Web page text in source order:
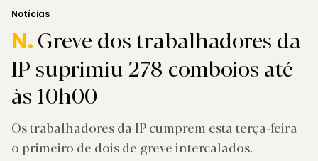
Notícias
N.Greve dos trabalhadores da
IP suprimiu 278 comboios até
às 10h00
Os trabalhadores da IP cumprem esta terça-feira
o primeiro de dois de greve intercalados.